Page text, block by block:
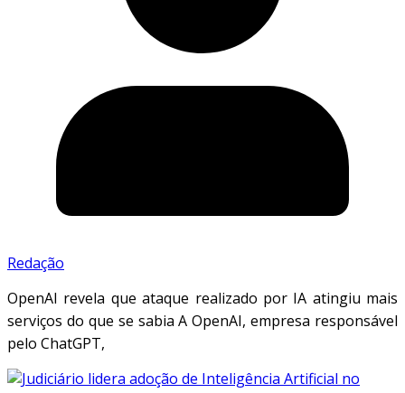
Redação
OpenAI revela que ataque realizado por IA atingiu mais
serviços do que se sabia A OpenAI, empresa responsável
pelo ChatGPT,